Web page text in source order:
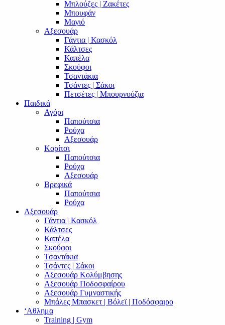
Μπλούζες | Ζακέτες
Μπουφάν
Μαγιό
Αξεσουάρ
Γάντια | Κασκόλ
Κάλτσες
Καπέλα
Σκούφοι
Τσαντάκια
Τσάντες | Σάκοι
Πετσέτες | Μπουρνούζια
Παιδικά
Αγόρι
Παπούτσια
Ρούχα
Αξεσουάρ
Κορίτσι
Παπούτσια
Ρούχα
Αξεσουάρ
Βρεφικά
Παπούτσια
Ρούχα
Αξεσουάρ
Γάντια | Κασκόλ
Κάλτσες
Καπέλα
Σκούφοι
Τσαντάκια
Τσάντες | Σάκοι
Αξεσουάρ Κολύμβησης
Αξεσουάρ Ποδοσφαίρου
Αξεσουάρ Γυμναστικής
Μπάλες Μπασκετ | Βόλεϊ | Ποδόσφαιρο
‘Αθλημα
Training | Gym